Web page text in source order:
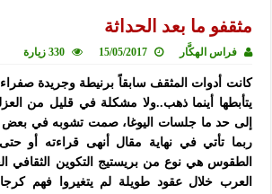
مثقفو ما بعد الحداثة
فراس الهكَّار 15/05/2017 330 زيارة
كانت أدوات المثقف سابقاً برنيطة وجريدة
يتأبطها أينما ذهب..ولا مشكلة في قليل من
إلى حد ما جلسات اليوغا، صمت تشوبه في بعض
ربما تأتي في نهاية مقال أنهى قراءته أو
الطقوس هي نوع من بريستيج التكوين الثقافي
العرب خلال عقود طويلة لم يتغيروا فهم